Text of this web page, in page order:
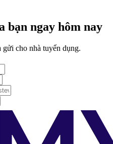
bạn ngay hôm nay
cho nhà tuyển dụng.